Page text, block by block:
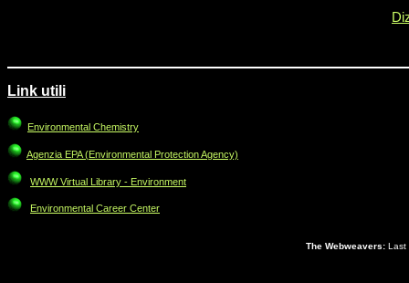
Link utili
Environmental Chemistry
Agenzia EPA (Environmental Protection Agency)
WWW Virtual Library - Environment
Environmental Career Center
The Webweavers:Last